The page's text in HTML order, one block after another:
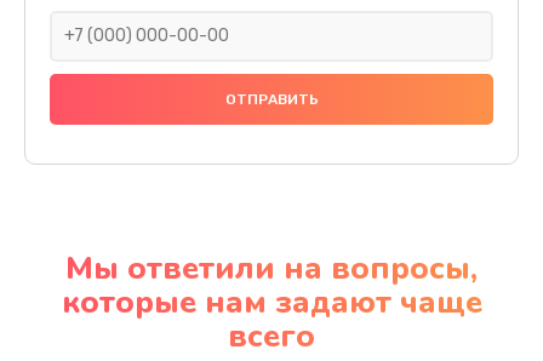
Замена динамика
880 руб.
Заказать
Ремонт блока питания
Мы ответили на вопросы,
которые нам задают чаще
всего